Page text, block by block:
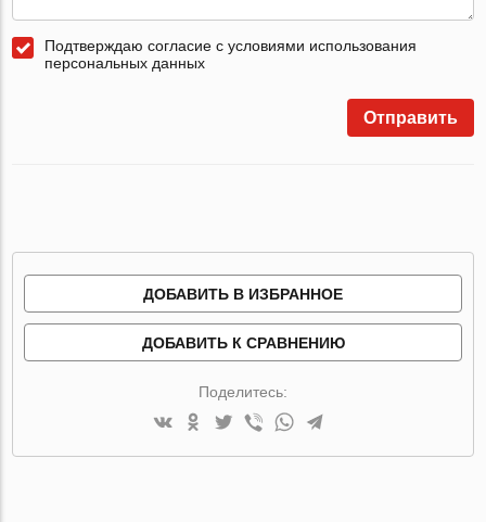
Подтверждаю согласие с условиями использования
персональных данных
Отправить
ДОБАВИТЬ В ИЗБРАННОЕ
ДОБАВИТЬ К СРАВНЕНИЮ
Поделитесь: